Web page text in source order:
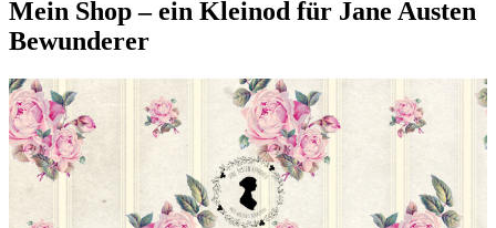
Mein Shop – ein Kleinod für Jane Austen
Bewunderer